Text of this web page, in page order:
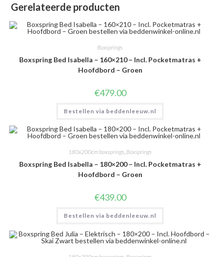
Gerelateerde producten
Boxsprings
Boxspring Bed Isabella – 160×210 – Incl. Pocketmatras +
Hoofdbord – Groen
€479.00
Bestellen via beddenleeuw.nl
180x200cm boxsprings, Boxsprings
Boxspring Bed Isabella – 180×200 – Incl. Pocketmatras +
Hoofdbord – Groen
€439.00
Bestellen via beddenleeuw.nl